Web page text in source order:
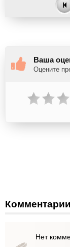
Ваша
Оцените
Комментарии
Нет